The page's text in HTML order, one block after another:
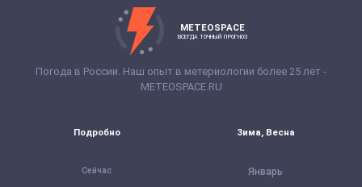
METEOSPACE
ВСЕГДА ТОЧНЫЙ ПРОГНОЗ
Погода в России. Наш опыт в метериологии более 25 лет -
METEOSPACE.RU
Подробно
Сейчас
Зима, Весна
Январь